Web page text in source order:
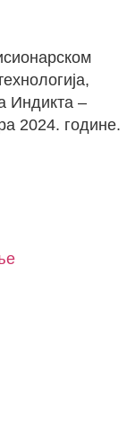
Индикта –
2024. године.